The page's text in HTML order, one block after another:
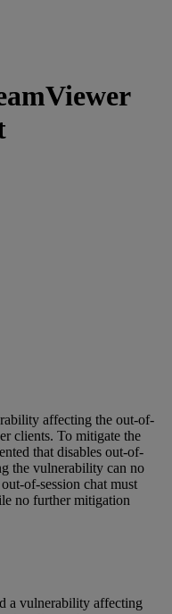
affecting the out-of-
clients. To mitigate the
that disables out-of-
the vulnerability can no
of-session chat must
no further mitigation
a vulnerability affecting